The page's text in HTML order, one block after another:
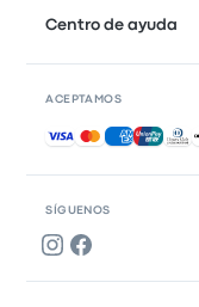
SÍGUENOS
Centro de ayuda
ACEPTAMOS
Pagos aceptados